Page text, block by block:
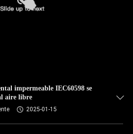
impermeable IEC60598 se
aire libre
2025-01-15